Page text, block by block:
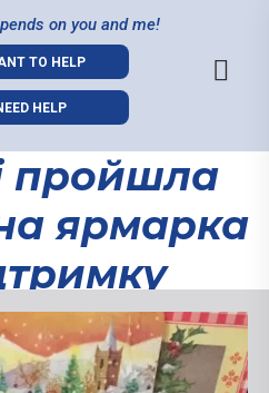
on you and me!
TO HELP
HELP
пройшла
ярмарка
хлопчика
У Дніпрі
пройшла